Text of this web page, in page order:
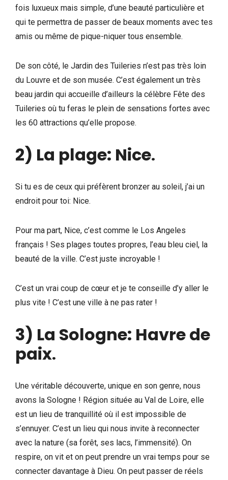
fois luxueux mais simple, d’une beauté particulière et
qui te permettra de passer de beaux moments avec tes
amis ou même de pique-niquer tous ensemble.
De son côté, le Jardin des Tuileries n’est pas très loin
du Louvre et de son musée. C’est également un très
beau jardin qui accueille d’ailleurs la célèbre Fête des
Tuileries où tu feras le plein de sensations fortes avec
les 60 attractions qu’elle propose.
2) La plage: Nice.
Si tu es de ceux qui préfèrent bronzer au soleil, j’ai un
endroit pour toi: Nice.
Pour ma part, Nice, c’est comme le Los Angeles
français ! Ses plages toutes propres, l’eau bleu ciel, la
beauté de la ville. C’est juste incroyable !
C’est un vrai coup de cœur et je te conseille d’y aller le
plus vite ! C’est une ville à ne pas rater !
3) La Sologne: Havre de
paix.
Une véritable découverte, unique en son genre, nous
avons la Sologne ! Région située au Val de Loire, elle
est un lieu de tranquillité où il est impossible de
s’ennuyer. C’est un lieu qui nous invite à reconnecter
avec la nature (sa forêt, ses lacs, l’immensité). On
respire, on vit et on peut prendre un vrai temps pour se
connecter davantage à Dieu. On peut passer de réels